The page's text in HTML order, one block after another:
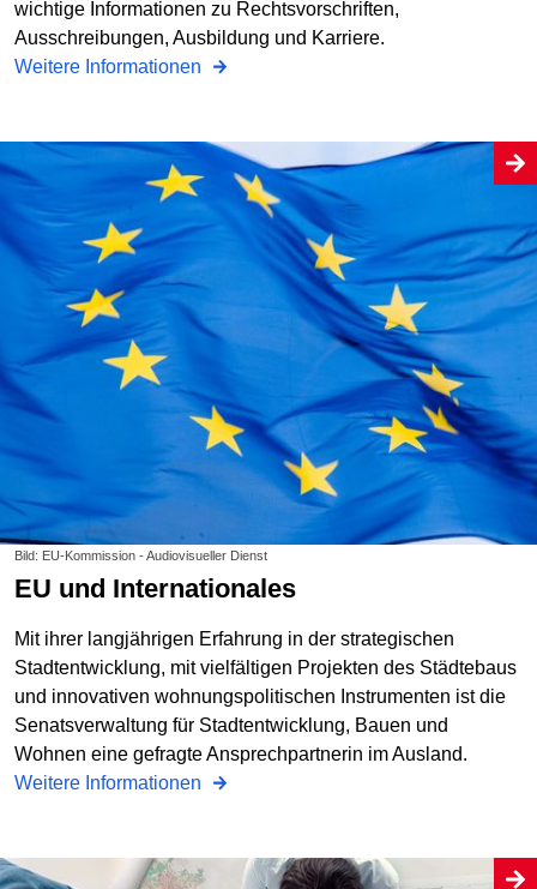
wichtige Informationen zu Rechtsvorschriften,
Ausschreibungen, Ausbildung und Karriere.
Weitere Informationen
Bild: EU-Kommission - Audiovisueller Dienst
EU und Internationales
Mit ihrer langjährigen Erfahrung in der strategischen
Stadtentwicklung, mit vielfältigen Projekten des Städtebaus
und innovativen wohnungspolitischen Instrumenten ist die
Senatsverwaltung für Stadtentwicklung, Bauen und
Wohnen eine gefragte Ansprechpartnerin im Ausland.
Weitere Informationen